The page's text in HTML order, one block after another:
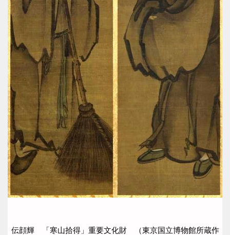
伝顔輝 「寒山拾得」重要文化財 （東京国立博物館所蔵作